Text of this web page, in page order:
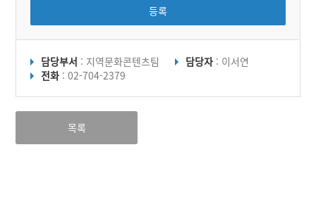
등록
담당부서 : 지역문화콘텐츠팀 담당자 : 이서연
전화 : 02-704-2379
목록